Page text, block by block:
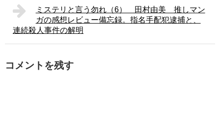
ミステリと言う勿れ（6） 田村由美 推しマン
ガの感想レビュー備忘録。指名手配犯逮捕と、
連続殺人事件の解明
コメントを残す